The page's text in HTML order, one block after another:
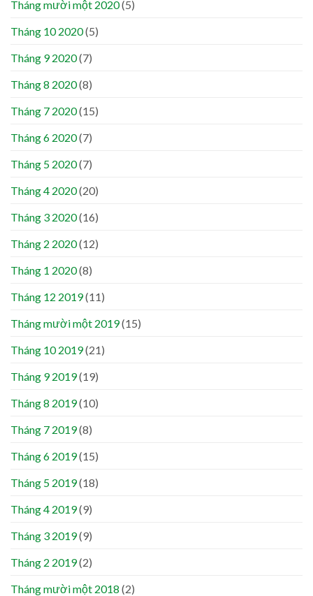
Tháng mười một 2020(5)
Tháng 10 2020(5)
Tháng 9 2020(7)
Tháng 8 2020(8)
Tháng 7 2020(15)
Tháng 6 2020(7)
Tháng 5 2020(7)
Tháng 4 2020(20)
Tháng 3 2020(16)
Tháng 2 2020(12)
Tháng 1 2020(8)
Tháng 12 2019(11)
Tháng mười một 2019(15)
Tháng 10 2019(21)
Tháng 9 2019(19)
Tháng 8 2019(10)
Tháng 7 2019(8)
Tháng 6 2019(15)
Tháng 5 2019(18)
Tháng 4 2019(9)
Tháng 3 2019(9)
Tháng 2 2019(2)
Tháng mười một 2018 (2)